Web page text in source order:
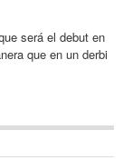
será el debut en
que en un derbi